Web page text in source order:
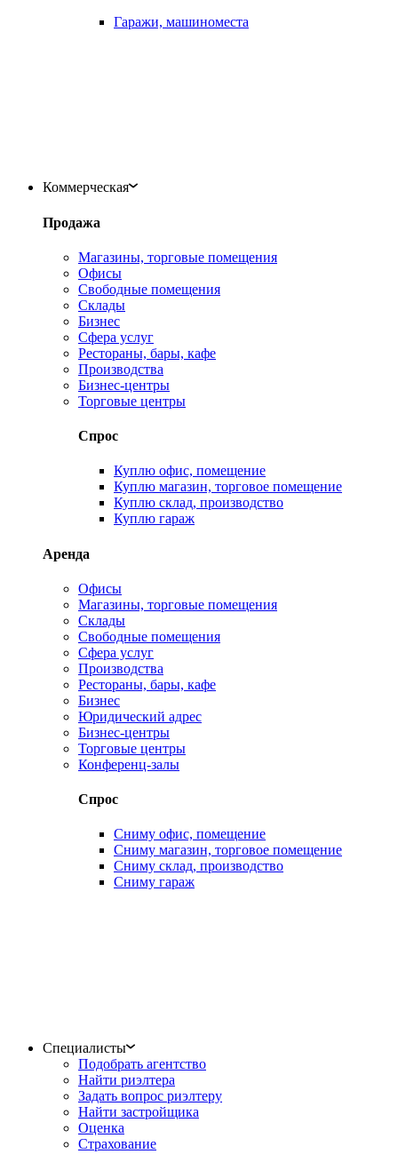
Гаражи, машиноместа
Коммерческая
Продажа
Магазины, торговые помещения
Офисы
Свободные помещения
Склады
Бизнес
Сфера услуг
Рестораны, бары, кафе
Производства
Бизнес-центры
Торговые центры
Спрос
Куплю офис, помещение
Куплю магазин, торговое помещение
Куплю склад, производство
Куплю гараж
Аренда
Офисы
Магазины, торговые помещения
Склады
Свободные помещения
Сфера услуг
Производства
Рестораны, бары, кафе
Бизнес
Юридический адрес
Бизнес-центры
Торговые центры
Конференц-залы
Спрос
Сниму офис, помещение
Сниму магазин, торговое помещение
Сниму склад, производство
Сниму гараж
Специалисты
Подобрать агентство
Найти риэлтера
Задать вопрос риэлтеру
Найти застройщика
Оценка
Страхование